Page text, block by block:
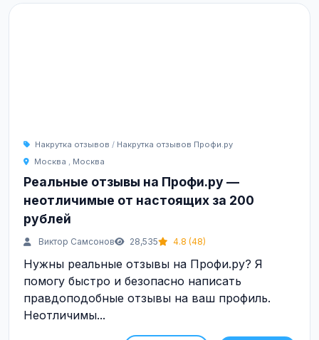
Накрутка отзывов / Накрутка отзывов Профи.ру
Москва , Москва
Реальные отзывы на Профи.ру —
неотличимые от настоящих за 200
рублей
Виктор Самсонов 28,535 4.8 (48)
Нужны реальные отзывы на Профи.ру? Я
помогу быстро и безопасно написать
правдоподобные отзывы на ваш профиль.
Неотличимы...